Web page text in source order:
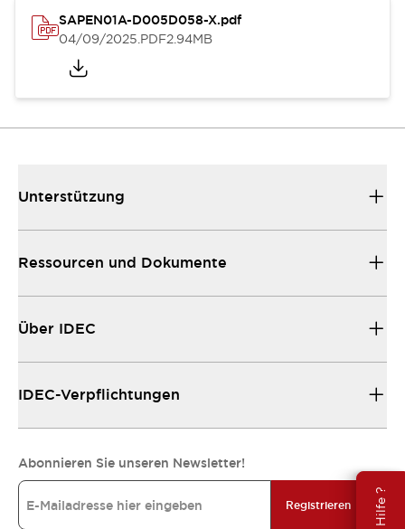
SAPEN01A-D005D058-X.pdf
04/09/2025.PDF2.94MB
Unterstützung
Ressourcen und Dokumente
Über IDEC
IDEC-Verpflichtungen
Abonnieren Sie unseren Newsletter!
Registrieren